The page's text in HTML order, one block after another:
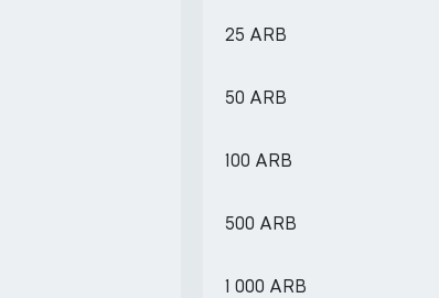
25 ARB
50 ARB
100 ARB
500 ARB
1 000 ARB